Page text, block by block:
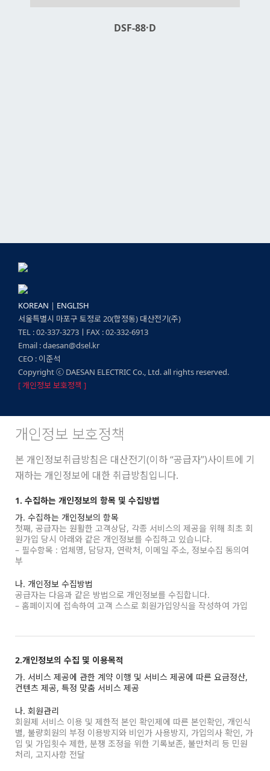
DSF-88·D
KOREAN | ENGLISH
서울특별시 마포구 토정로 20(합정동) 대산전기(주)
TEL : 02-337-3273ㅣFAX : 02-332-6913
Email : daesan@dsel.kr
CEO : 이준석
Copyright ⓒ DAESAN ELECTRIC Co., Ltd. all rights reserved.
[ 개인정보 보호정책 ]
개인정보 보호정책
본 개인정보취급방침은 대산전기(이하 “공급자”)사이트에 기
재하는 개인정보에 대한 취급방침입니다.
1. 수집하는 개인정보의 항목 및 수집방법
가. 수집하는 개인정보의 항목
첫째, 공급자는 원활한 고객상담, 각종 서비스의 제공을 위해 최초 회
원가입 당시 아래와 같은 개인정보를 수집하고 있습니다.
– 필수항목 : 업체명, 담당자, 연락처, 이메일 주소, 정보수집 동의여
부
나. 개인정보 수집방법
공급자는 다음과 같은 방법으로 개인정보를 수집합니다.
– 홈페이지에 접속하여 고객 스스로 회원가입양식을 작성하여 가입
2.개인정보의 수집 및 이용목적
가. 서비스 제공에 관한 계약 이행 및 서비스 제공에 따른 요금정산,
컨텐츠 제공, 특정 맞춤 서비스 제공
나. 회원관리
회원제 서비스 이용 및 제한적 본인 확인제에 따른 본인확인, 개인식
별, 불량회원의 부정 이용방지와 비인가 사용방지, 가입의사 확인, 가
입 및 가입횟수 제한, 분쟁 조정을 위한 기록보존, 불만처리 등 민원
처리, 고지사항 전달